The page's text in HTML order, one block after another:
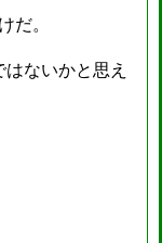
だ。
ないかと思え